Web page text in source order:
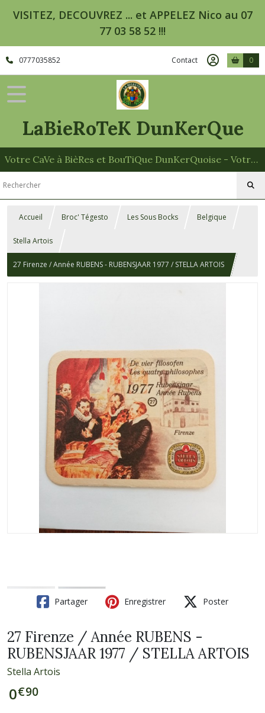
VISITEZ, DECOUVREZ ... et APPELEZ Nico au 07
77 03 58 52 !!!
0777035852 Contact 0
LaBieRoTeK DunKerQue
Votre CaVe à BièRes et BouTiQue DunKerQuoise - Votre Spécialiste des Paniers Garnis
Accueil Broc' Tégesto Les Sous Bocks Belgique
Stella Artois
27 Firenze / Année RUBENS - RUBENSJAAR 1977 / STELLA ARTOIS
Partager Enregistrer Poster
27 Firenze / Année RUBENS -
RUBENSJAAR 1977 / STELLA ARTOIS
Stella Artois
0€90